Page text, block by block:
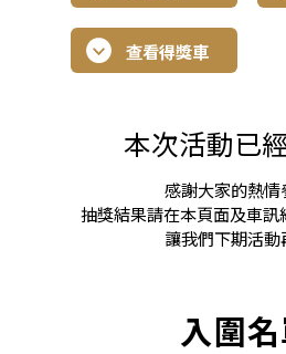
查看得獎車
本次活動已
感謝大家的熱情
抽獎結果請在本頁面及車訊
讓我們下期活動
入圍